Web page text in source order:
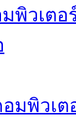
พิวเตอ
มพิวเต